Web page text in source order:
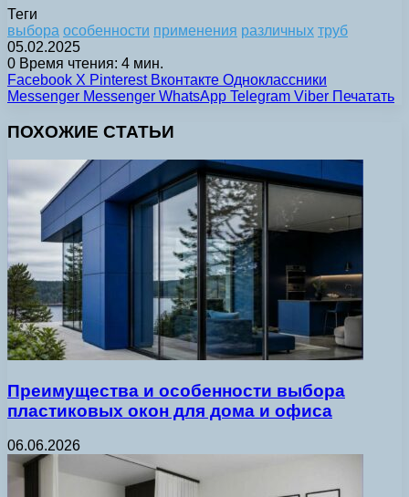
Теги
выбора особенности применения различных труб
05.02.2025
0 Время чтения: 4 мин.
Facebook X Pinterest Вконтакте Одноклассники
Messenger Messenger WhatsApp Telegram Viber Печатать
ПОХОЖИЕ СТАТЬИ
Преимущества и особенности выбора
пластиковых окон для дома и офиса
06.06.2026